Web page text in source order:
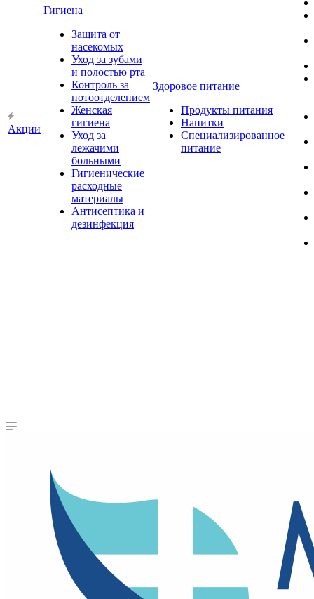
Акции
Гигиена
Защита от
насекомых
Уход за зубами
и полостью рта
Контроль за
потоотделением
Женская
гигиена
Уход за
лежачими
больными
Гигиенические
расходные
материалы
Антисептика и
дезинфекция
Здоровое питание
Продукты питания
Напитки
Специализированное
питание